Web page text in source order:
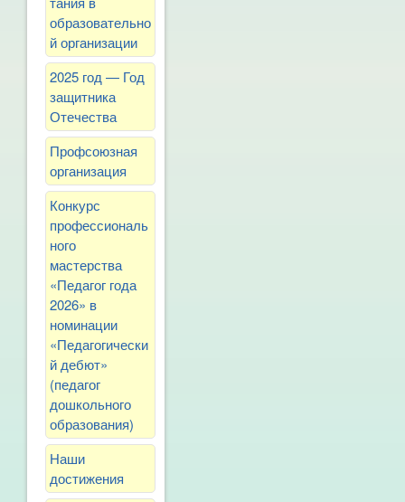
образовательно
й организации
2025 год — Год
защитника
Отечества
Профсоюзная
организация
Конкурс
профессиональ
ного
мастерства
«Педагог года
2026» в
номинации
«Педагогически
й дебют»
(педагог
дошкольного
образования)
Наши
достижения